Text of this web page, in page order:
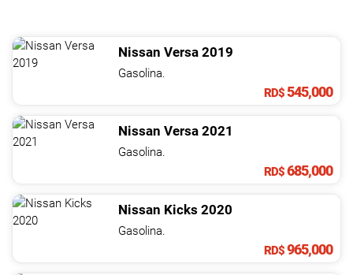
Nissan Versa 2019
Gasolina.
RD$545,000
Nissan Versa 2021
Gasolina.
RD$685,000
Nissan Kicks 2020
Gasolina.
RD$965,000